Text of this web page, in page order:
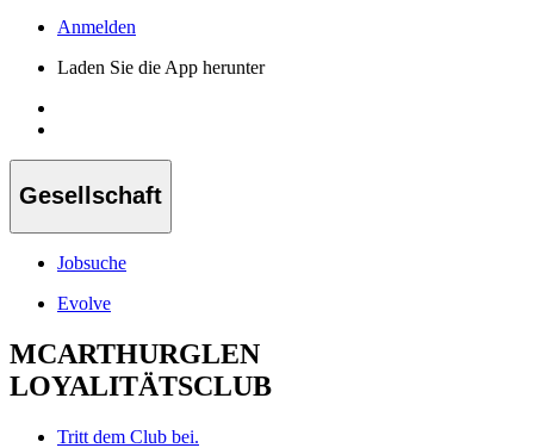
Anmelden
Laden Sie die App herunter
Gesellschaft
Jobsuche
Evolve
MCARTHURGLEN
LOYALITÄTSCLUB
Tritt dem Club bei.